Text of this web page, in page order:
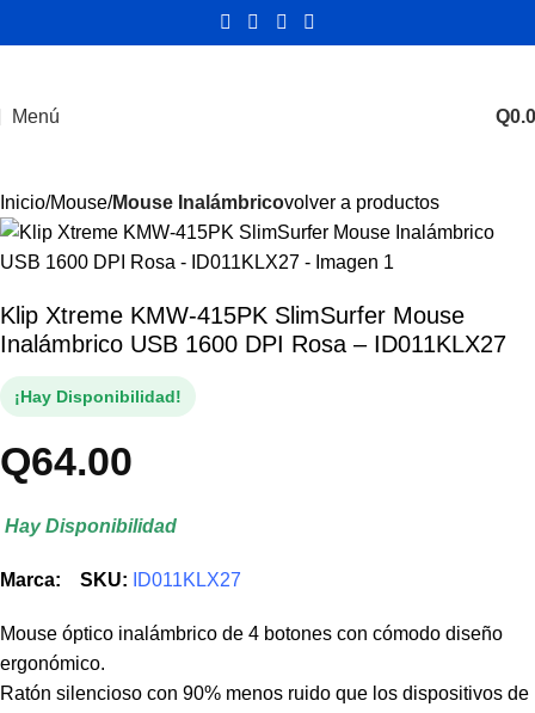
Menú Q
Inicio Mouse Mouse Inalámbricovolver a productos
Klip Xtreme KMW-415PK SlimSurfer Mouse
Inalámbrico USB 1600 DPI Rosa – ID011KLX27
¡Hay Disponibilidad!
Q64.00
Hay Disponibilidad
Marca: SKU: ID011KLX27
Mouse óptico inalámbrico de 4 botones con cómodo diseño
ergonómico.
Ratón silencioso con 90% menos ruido que los dispositivos de